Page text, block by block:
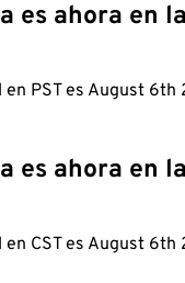
es ahora en
en PST es August
es ahora en
en CST es August 6th